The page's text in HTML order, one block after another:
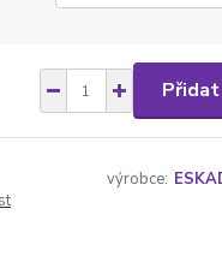
výrobce: